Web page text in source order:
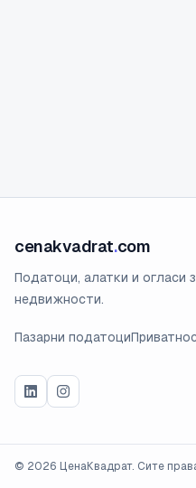
cenakvadrat.com
Податоци, алатки и огласи
недвижности.
Пазарни податоци
© 2026 ЦенаКвадрат. Сите